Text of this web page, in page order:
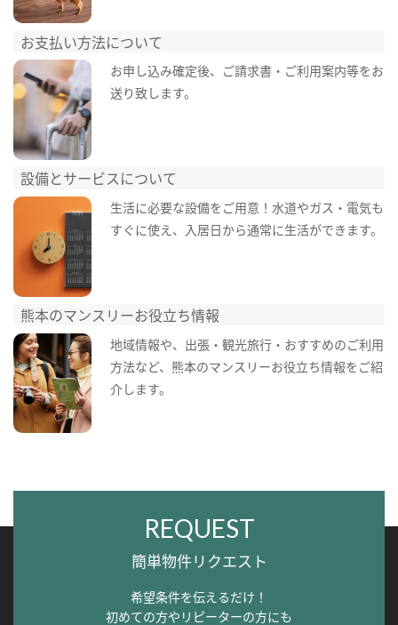
お支払い方法について
お申し込み確定後、ご請求書・ご利用案内等をお
送り致します。
設備とサービスについて
生活に必要な設備をご用意！水道やガス・電気も
すぐに使え、入居日から通常に生活ができます。
熊本のマンスリーお役立ち情報
地域情報や、出張・観光旅行・おすすめのご利用
方法など、熊本のマンスリーお役立ち情報をご紹
介します。
REQUEST
簡単物件リクエスト
希望条件を伝えるだけ！
初めての方やリピーターの方にも